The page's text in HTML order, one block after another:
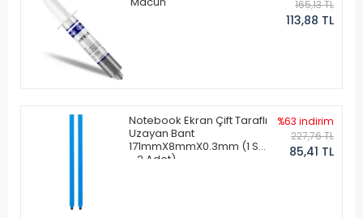
165,13 TL
113,88 TL
Notebook Ekran Çift Taraflı
Uzayan Bant
171mmX8mmX0.3mm (1 Set
- 2 Adet)
%63 indirim
227,76 TL
85,41 TL